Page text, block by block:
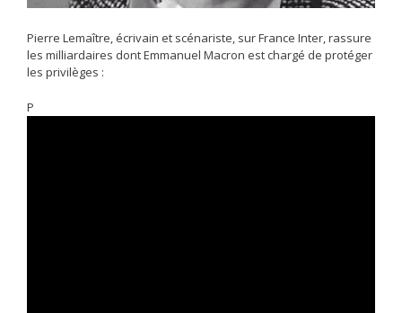
Pierre Lemaître, écrivain et scénariste, sur France Inter, rassure
les milliardaires dont Emmanuel Macron est chargé de protéger
les privilèges :
P